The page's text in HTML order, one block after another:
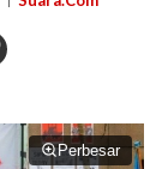
Perbesar